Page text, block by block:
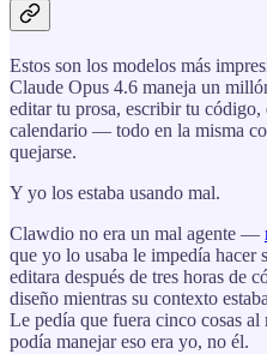
Estos son los modelos más
Claude Opus 4.6 maneja un
editar tu prosa, escribir tu
calendario — todo en la misma
quejarse.
Y yo los estaba usando mal.
Clawdio no era un mal agente —
que yo lo usaba le impedía hacer
editara después de tres horas de
diseño mientras su contexto
Le pedía que fuera cinco cosas
podía manejar eso era yo, no él.